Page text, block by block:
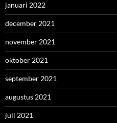
januari 2022
december 2021
november 2021
oktober 2021
september 2021
augustus 2021
juli 2021